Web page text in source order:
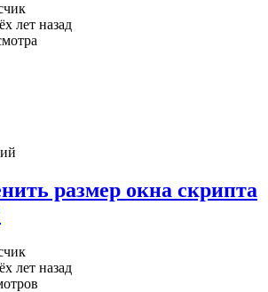
лет назад
размер окна скрипта
лет назад